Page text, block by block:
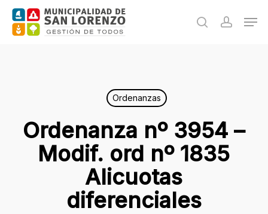
Skip
search
Ordenanzas
Ordenanza nº 3954 –
Modif. ord nº 1835
Alicuotas
diferenciales